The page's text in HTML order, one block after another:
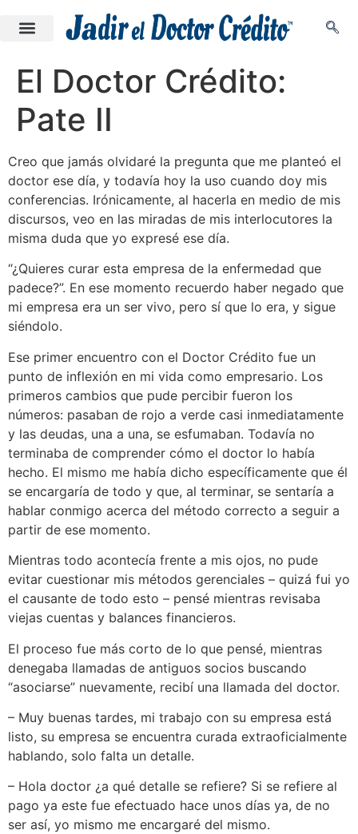
El Doctor Crédito:
Pate II
Creo que jamás olvidaré la pregunta que me planteó el
doctor ese día, y todavía hoy la uso cuando doy mis
conferencias. Irónicamente, al hacerla en medio de mis
discursos, veo en las miradas de mis interlocutores la
misma duda que yo expresé ese día.
“¿Quieres curar esta empresa de la enfermedad que
padece?”. En ese momento recuerdo haber negado que
mi empresa era un ser vivo, pero sí que lo era, y sigue
siéndolo.
Ese primer encuentro con el Doctor Crédito fue un
punto de inflexión en mi vida como empresario. Los
primeros cambios que pude percibir fueron los
números: pasaban de rojo a verde casi inmediatamente
y las deudas, una a una, se esfumaban. Todavía no
terminaba de comprender cómo el doctor lo había
hecho. El mismo me había dicho específicamente que él
se encargaría de todo y que, al terminar, se sentaría a
hablar conmigo acerca del método correcto a seguir a
partir de ese momento.
Mientras todo acontecía frente a mis ojos, no pude
evitar cuestionar mis métodos gerenciales – quizá fui yo
el causante de todo esto – pensé mientras revisaba
viejas cuentas y balances financieros.
El proceso fue más corto de lo que pensé, mientras
denegaba llamadas de antiguos socios buscando
“asociarse” nuevamente, recibí una llamada del doctor.
– Muy buenas tardes, mi trabajo con su empresa está
listo, su empresa se encuentra curada extraoficialmente
hablando, solo falta un detalle.
– Hola doctor ¿a qué detalle se refiere? Si se refiere al
pago ya este fue efectuado hace unos días ya, de no
ser así, yo mismo me encargaré del mismo.